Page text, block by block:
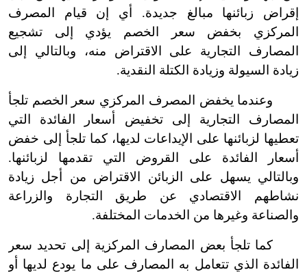
إقراض زبائنها مبالغ جديدة. أي إن قيام المصرف
المركزي بخفض سعر الخصم يؤدي إلى تشجيع
المصارف التجارية على الاقتراض منه، وبالتالي إلى
زيادة السيولة وزيادة الكتلة النقدية.
وعندما يخفض المصرف المركزي سعر الخصم تلجأ
المصارف التجارية إلى تخفيض أسعار الفائدة التي
تعطيها لزبائنها على الإيداعات لديها، كما تلجأ إلى خفض
أسعار الفائدة على القروض التي تقدمها لزبائنها.
وبالتالي يسهل على الزبائن الاقتراض من أجل زيادة
نشاطهم الاقتصادي عن طريق التجارة والزراعة
والصناعة وغيرها من الخدمات المختلفة.
كما تلجأ بعض المصارف المركزية إلى تحديد سعر
الفائدة الذي تتعامل به المصارف على ما يودع لديها أو